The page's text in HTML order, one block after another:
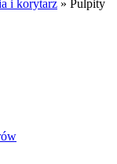
i korytarz » Pulpity